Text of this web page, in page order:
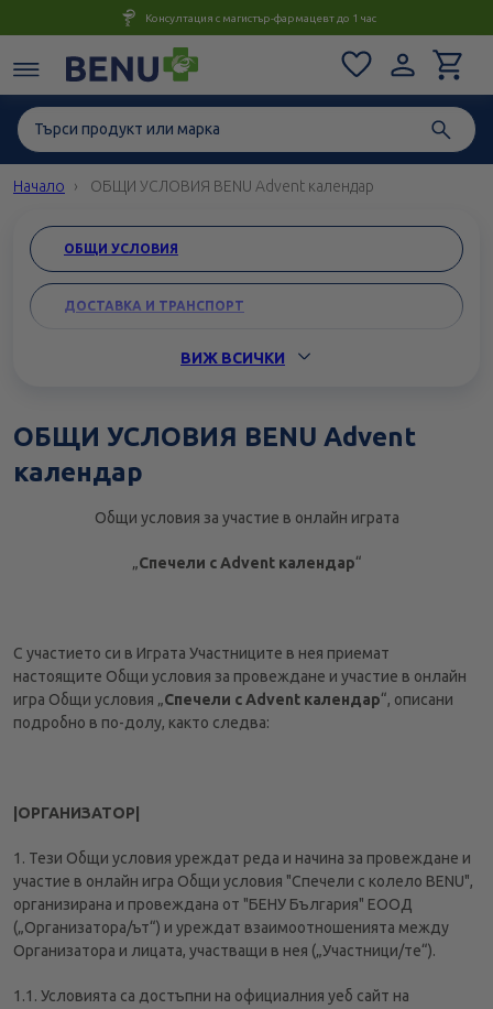
Консултация с магистър-фармацевт до 1 час
Начало ОБЩИ УСЛОВИЯ BENU Advent календар
ОБЩИ УСЛОВИЯ BENU Advent
календар
Общи условия за участие в онлайн играта
„Спечели с Advent календар“
С участието си в Играта Участниците в нея приемат
настоящите Общи условия за провеждане и участие в онлайн
игра Общи условия „Спечели с Advent календар“, описани
подробно в по-долу, както следва:
|ОРГАНИЗАТОР|
1. Тези Общи условия уреждат реда и начина за провеждане и
участие в онлайн игра Общи условия "Спечели с колело BENU",
организирана и провеждана от "БЕНУ България" ЕООД
(„Организатора/ът“) и уреждат взаимоотношенията между
Организатора и лицата, участващи в нея („Участници/те“).
1.1. Условията са достъпни на официалния уеб сайт на
ОБЩИ УСЛОВИЯ
ДОСТАВКА И ТРАНСПОРТ
ВРЪЩАНЕНЕ И ЗАМЯНА
ЗАЩИТА НА ЛИЧНИТЕ ДАННИ
ВИДЕОНАБЛЮДЕНИЕ
ОБЩИ УСЛОВИЯ EUCERIN
ВИЖ ВСИЧКИ